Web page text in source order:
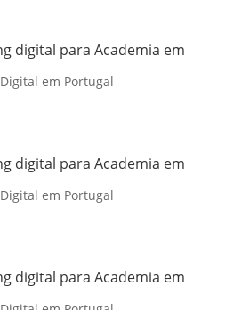
digital para Academia em
em Portugal
digital para Academia em
em Portugal
digital para Academia em